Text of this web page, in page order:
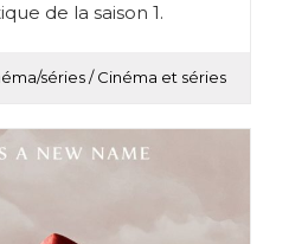
de la saison 1.
séries/Cinéma et séries